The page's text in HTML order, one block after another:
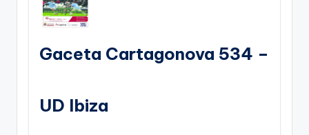
Gaceta Cartagonova 534 –
UD Ibiza